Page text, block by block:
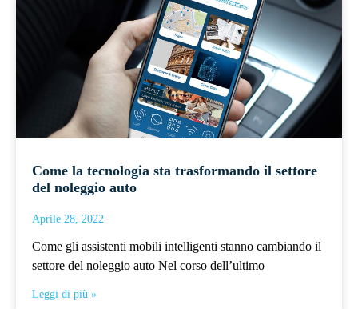
Come la tecnologia sta trasformando il settore
del noleggio auto
Aprile 28, 2022
Come gli assistenti mobili intelligenti stanno cambiando il
settore del noleggio auto Nel corso dell’ultimo
Leggi di più »